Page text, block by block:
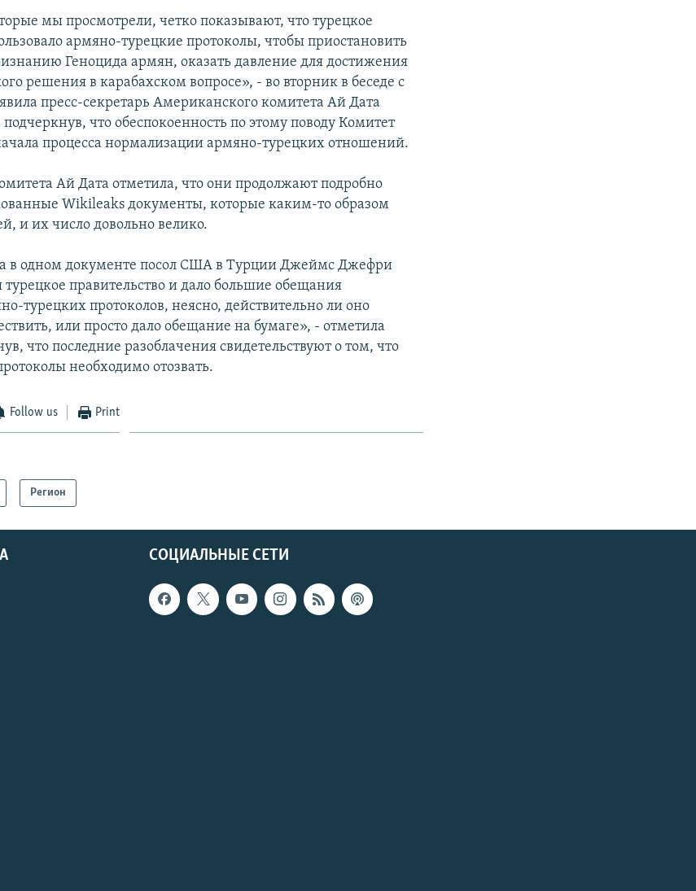
мы просмотрели, четко показывают, что турецкое
армяно-турецкие протоколы, чтобы приостановить
Геноцида армян, оказать давление для достижения
решения в карабахском вопросе», - во вторник в беседе с
пресс-секретарь Американского комитета Ай Дата
что обеспокоенность по этому поводу Комитет
процесса нормализации армяно-турецких отношений.
Ай Дата отметила, что они продолжают подробно
Wikileaks документы, которые каким-то образом
и их число довольно велико.
в одном документе посол США в Турции Джеймс Джефри
турецкое правительство и дало большие обещания
турецких протоколов, неясно, действительно ли оно
или просто дало обещание на бумаге», - отметила
что последние разоблачения свидетельствуют о том, что
необходимо отозвать.
Follow us Print
Регион
СОЦИАЛЬНЫЕ СЕТИ